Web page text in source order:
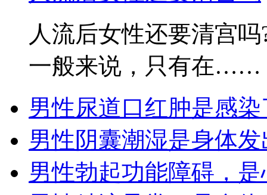
人流后女性还要清宫
一般来说，只有在……
男性尿道口红肿是感
男性阴囊潮湿是身体
男性勃起功能障碍，